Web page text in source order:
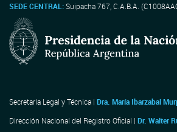
SEDE CENTRAL:Suipacha 767, C.A.B.A.
Secretaría Legal y Técnica | Dra. María Ibarzabal
Dirección Nacional del Registro Oficial | Dr. Walter